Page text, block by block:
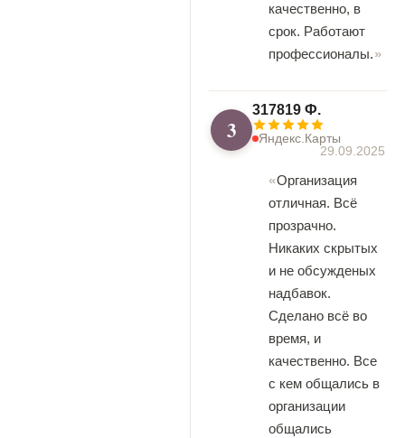
качественно, в
срок. Работают
профессионалы.
3
317819 Ф.
Яндекс.Карты
29.09.2025
Организация
отличная. Всё
прозрачно.
Никаких скрытых
и не обсужденых
надбавок.
Сделано всё во
время, и
качественно. Все
с кем общались в
организации
общались